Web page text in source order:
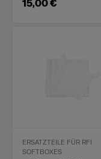
15,00 €
ERSATZTEILE FÜR RFI
SOFTBOXES